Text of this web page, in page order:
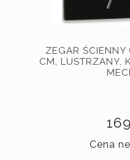
ZEGAR
CM, LUSTRZANY,
Cena